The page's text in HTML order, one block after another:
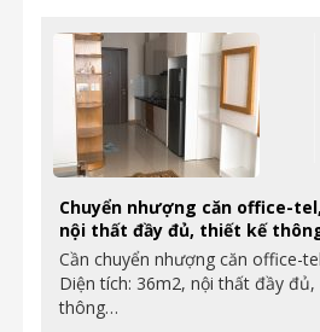
Chuyển nhượng căn office-
nội thất đầy đủ, thiết kế
Cần chuyển nhượng căn office-
Diện tích: 36m2, nội thất đầy
thông…